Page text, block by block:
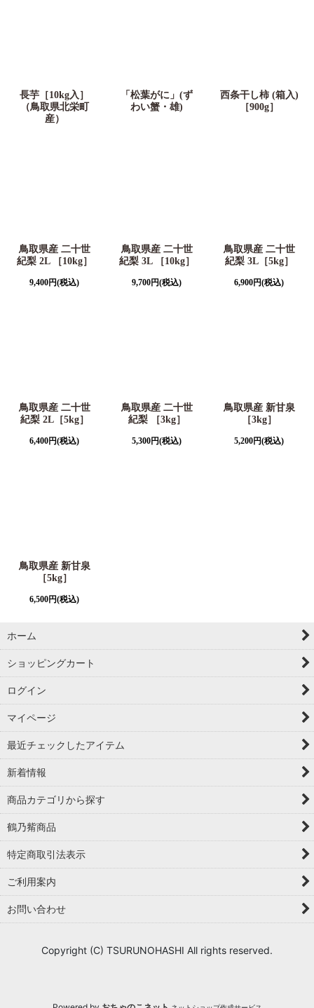
長芋［10kg入］
（鳥取県北栄町
産）
「松葉がに」(ず
わい蟹・雄)
西条干し柿 (箱入)
［900g］
鳥取県産 二十世
紀梨 2L ［10kg］
9,400円(税込)
鳥取県産 二十世
紀梨 3L ［10kg］
9,700円(税込)
鳥取県産 二十世
紀梨 3L［5kg］
6,900円(税込)
鳥取県産 二十世
紀梨 2L［5kg］
6,400円(税込)
鳥取県産 二十世
紀梨 ［3kg］
5,300円(税込)
鳥取県産 新甘泉
［3kg］
5,200円(税込)
鳥取県産 新甘泉
［5kg］
6,500円(税込)
ホーム
ショッピングカート
ログイン
マイページ
最近チェックしたアイテム
新着情報
商品カテゴリから探す
鶴乃觜商品
特定商取引法表示
ご利用案内
お問い合わせ
Copyright (C) TSURUNOHASHI All rights reserved.